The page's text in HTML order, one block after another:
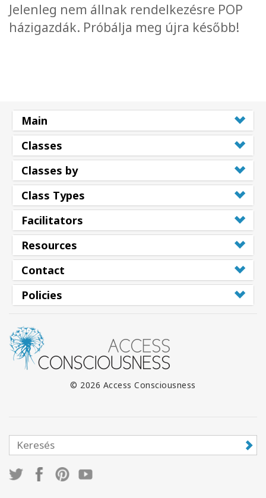
Jelenleg nem állnak rendelkezésre POP
házigazdák. Próbálja meg újra később!
Main
Classes
Classes by
Class Types
Facilitators
Resources
Contact
Policies
© 2026 Access Consciousness